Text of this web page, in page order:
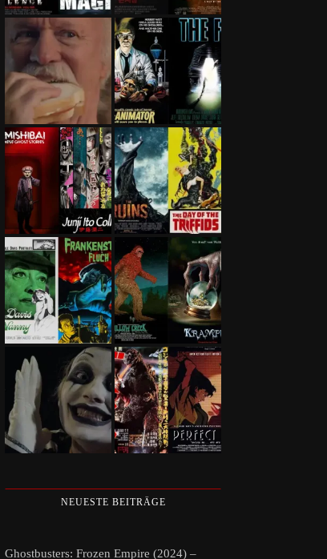
NEUESTE BEITRÄGE
Ghostbusters: Frozen Empire (2024) –